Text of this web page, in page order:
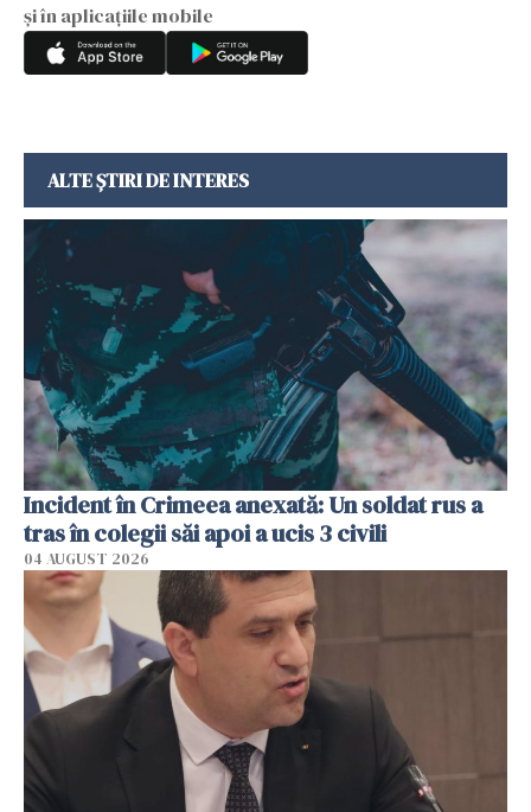
și în aplicațiile mobile
ALTE ȘTIRI DE INTERES
Incident în Crimeea anexată: Un soldat rus a
tras în colegii săi apoi a ucis 3 civili
04 AUGUST 2026